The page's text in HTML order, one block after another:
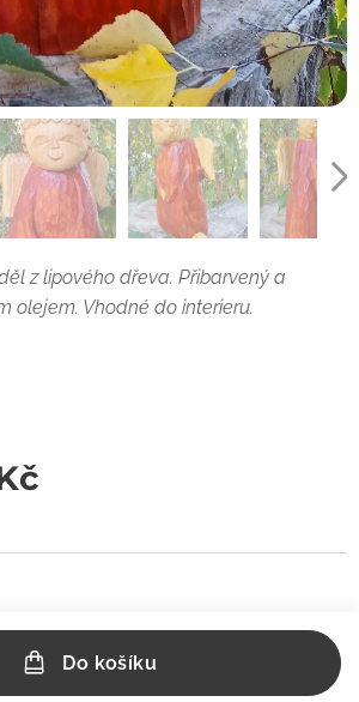
z lipového dřeva. Přibarvený a
olejem. Vhodné do interieru.
Do košíku